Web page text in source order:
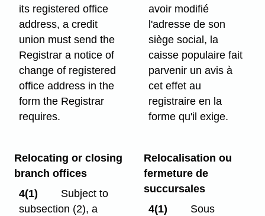
its registered office
address, a credit
union must send the
Registrar a notice of
change of registered
office address in the
form the Registrar
requires.
avoir modifié
l'adresse de son
siège social, la
caisse populaire fait
parvenir un avis à
cet effet au
registraire en la
forme qu'il exige.
Relocating or closing
branch offices
4(1)
Subject to
subsection (2), a
Relocalisation ou
fermeture de
succursales
4(1)
Sous